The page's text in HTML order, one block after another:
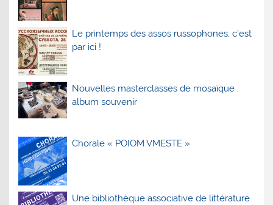
Le printemps des assos russophones, c’est
par ici !
Nouvelles masterclasses de mosaïque :
album souvenir
Chorale « POIOM VMESTE »
Une bibliothèque associative de littérature